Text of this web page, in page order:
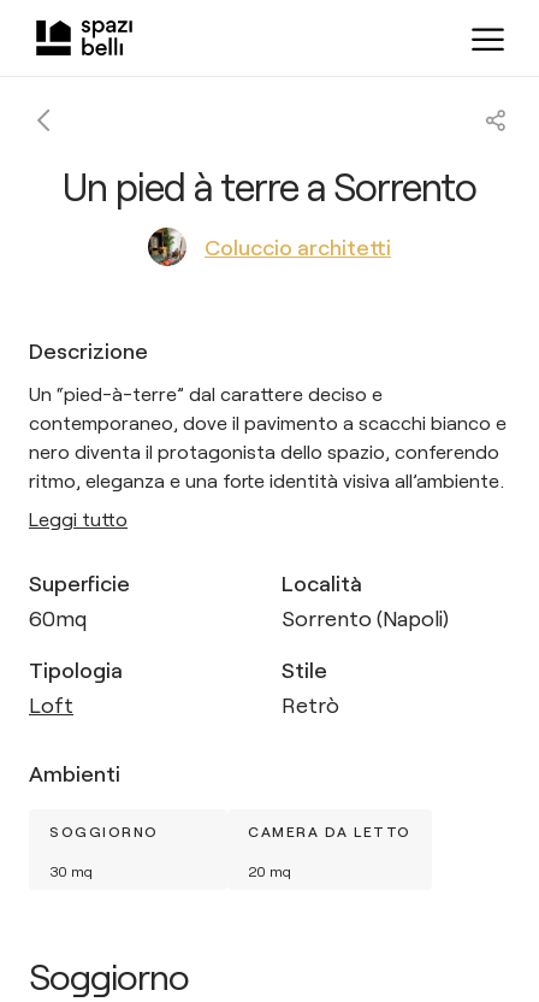
Un pied à terre a Sorrento
Coluccio architetti
Descrizione
Un “pied-à-terre” dal carattere deciso e
contemporaneo, dove il pavimento a scacchi bianco e
nero diventa il protagonista dello spazio, conferendo
ritmo, eleganza e una forte identità visiva all’ambiente.
Leggi tutto
Superficie
60mq
Località
Sorrento (Napoli)
Tipologia
Loft
Stile
Retrò
Ambienti
SOGGIORNO
30 mq
CAMERA DA LETTO
20 mq
Soggiorno